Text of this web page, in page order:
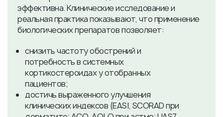
эффективна. Клинические исследование и
реальная практика показывают, что применение
биологических препаратов позволяет:
снизить частоту обострений и
потребность в системных
кортикостероидах у отобранных
пациентов;
достичь выраженного улучшения
клинических индексов (EASI, SCORAD при